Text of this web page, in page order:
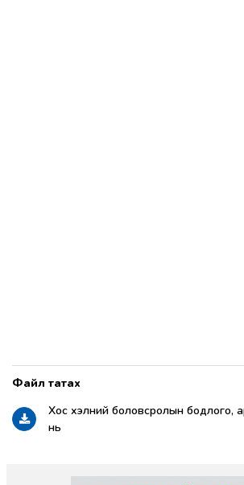
Хос хэлний боловсролын бодлого,
нь